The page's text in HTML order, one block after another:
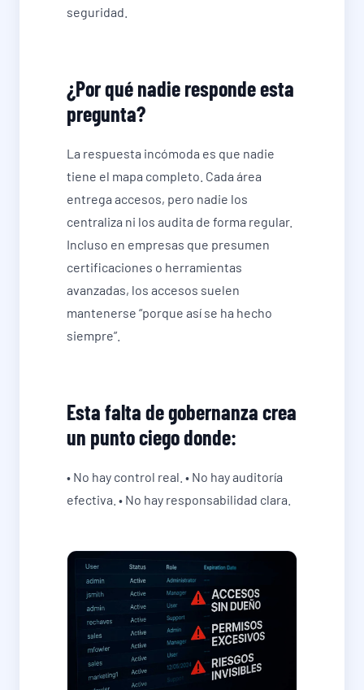
seguridad.
¿Por qué nadie responde esta
pregunta?
La respuesta incómoda es que nadie
tiene el mapa completo. Cada área
entrega accesos, pero nadie los
centraliza ni los audita de forma regular.
Incluso en empresas que presumen
certificaciones o herramientas
avanzadas, los accesos suelen
mantenerse “porque así se ha hecho
siempre”.
Esta falta de gobernanza crea
un punto ciego donde:
• No hay control real. • No hay auditoría
efectiva. • No hay responsabilidad clara.